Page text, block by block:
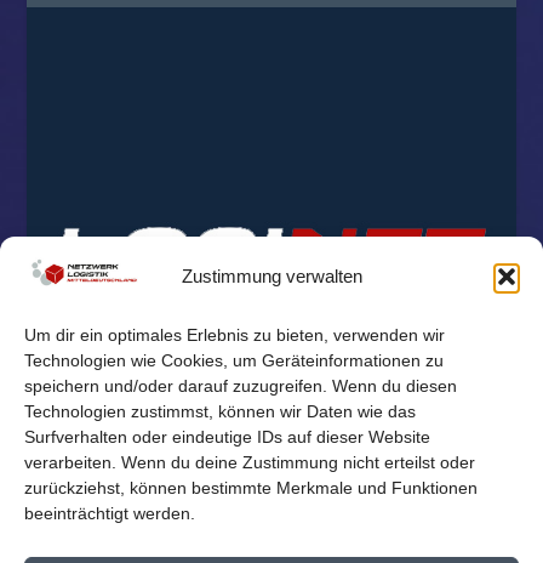
Zustimmung verwalten
Um dir ein optimales Erlebnis zu bieten, verwenden wir
Technologien wie Cookies, um Geräteinformationen zu
speichern und/oder darauf zuzugreifen. Wenn du diesen
Technologien zustimmst, können wir Daten wie das
Surfverhalten oder eindeutige IDs auf dieser Website
verarbeiten. Wenn du deine Zustimmung nicht erteilst oder
zurückziehst, können bestimmte Merkmale und Funktionen
beeinträchtigt werden.